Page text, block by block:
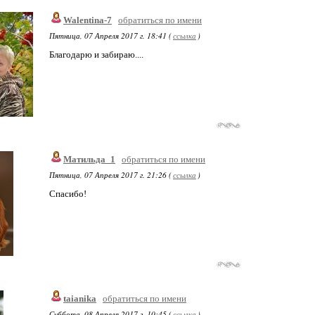
Walentina-7
обратиться по имени
Пятница, 07 Апреля 2017 г. 18:41 (ссылка )
Благодарю и забираю....
Матильда_1
обратиться по имени
Пятница, 07 Апреля 2017 г. 21:26 (ссылка )
Спасибо!
taianika
обратиться по имени